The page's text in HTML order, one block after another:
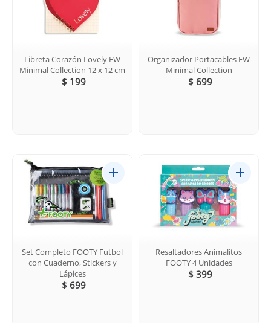
Libreta Corazón Lovely FW
Minimal Collection 12 x 12 cm
$ 199
Organizador Portacables FW
Minimal Collection
$ 699
Set Completo FOOTY Futbol
con Cuaderno, Stickers y
Lápices
$ 699
Resaltadores Animalitos
FOOTY 4 Unidades
$ 399